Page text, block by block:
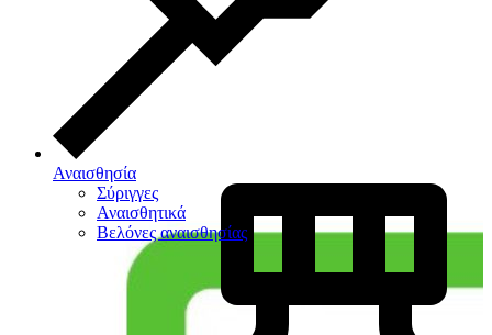
Αναισθησία
Σύριγγες
Αναισθητικά
Βελόνες αναισθησίας